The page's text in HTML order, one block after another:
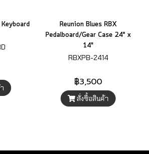
Reunion Blues RBX
Pedalboard/Gear Case 24" x
14"
RBXPB-2414
฿3,500
สั่งซื้อสินค้า